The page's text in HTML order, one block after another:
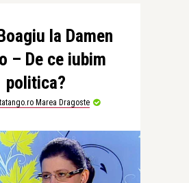
la Damen
– De ce iubim
politica?
Marea Dragoste